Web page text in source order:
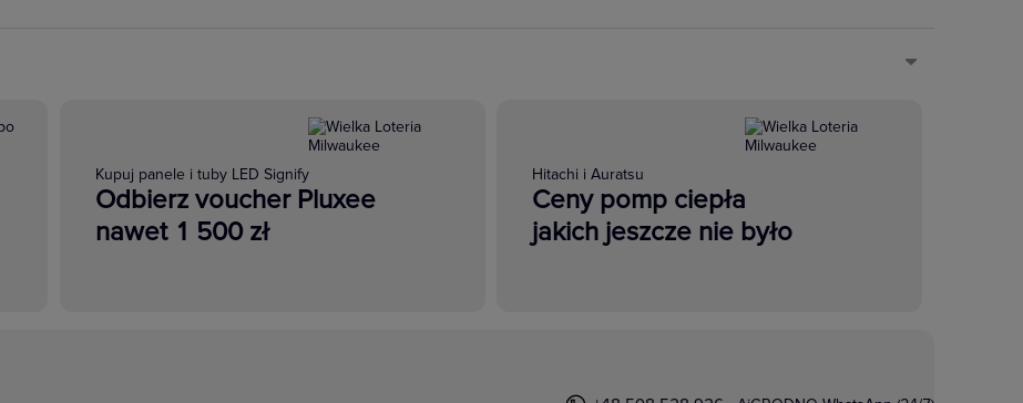
Kupuj panele i tuby LED Signify
Odbierz voucher Pluxee
nawet 1 500 zł
Hitachi i Auratsu
Ceny pomp ciepła
jakich jeszcze nie było